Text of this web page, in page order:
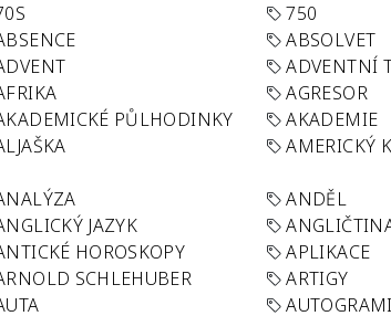
750
ABSOLVET
ADVENTNÍ
AGRESOR
PŮLHODINKY
AKADEMIE
AMERICKÝ
ANDĚL
JAZYK
HOROSKOPY
APLIKACE
SCHLEHUBER
ARTIGY